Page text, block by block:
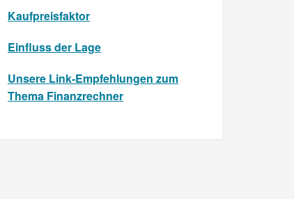
Kaufpreisfaktor
Einfluss der Lage
Unsere Link-Empfehlungen zum
Thema Finanzrechner